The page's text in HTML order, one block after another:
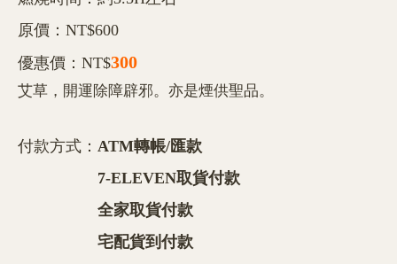
原價：NT$600
優惠價：NT$300
艾草，開運除障辟邪。亦是煙供聖品。
付款方式： ATM轉帳/匯款
7-ELEVEN取貨付款
全家取貨付款
宅配貨到付款